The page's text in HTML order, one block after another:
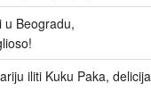
u Beogradu,
iliti Kuku Paka, delicija